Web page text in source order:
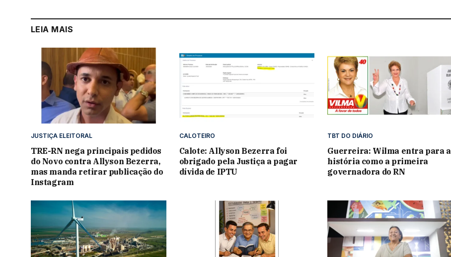
LEIA MAIS
JUSTIÇA ELEITORAL
TRE-RN nega principais pedidos
do Novo contra Allyson Bezerra,
mas manda retirar publicação do
Instagram
CALOTEIRO
Calote: Allyson Bezerra foi
obrigado pela Justiça a pagar
dívida de IPTU
TBT DO DIÁRIO
Guerreira: Wilma entra para a
história como a primeira
governadora do RN